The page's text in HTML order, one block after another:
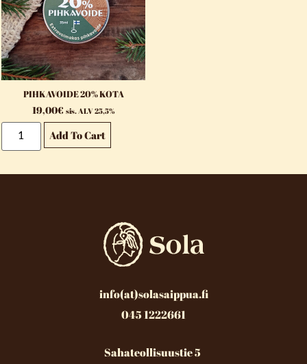
PIHKAVOIDE 20% KOTA
19,00€ sis. ALV 25,5%
Add To Cart
info(at)solasaippua.fi
045 1222661
Sahateollisuustie 5